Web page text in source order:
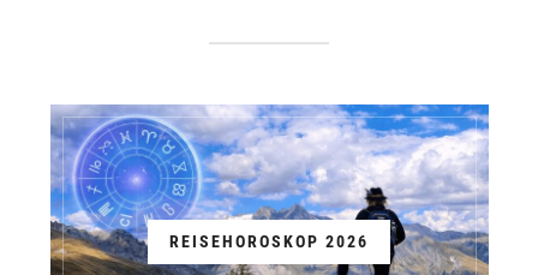
REISEHOROSKOP 2026